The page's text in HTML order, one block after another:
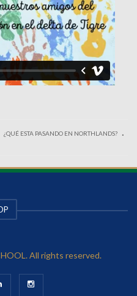
¿QUÉ ESTA PASANDO EN NORTHLANDS? .
All rights reserved.